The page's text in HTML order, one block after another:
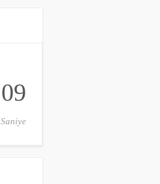
08
Saniye